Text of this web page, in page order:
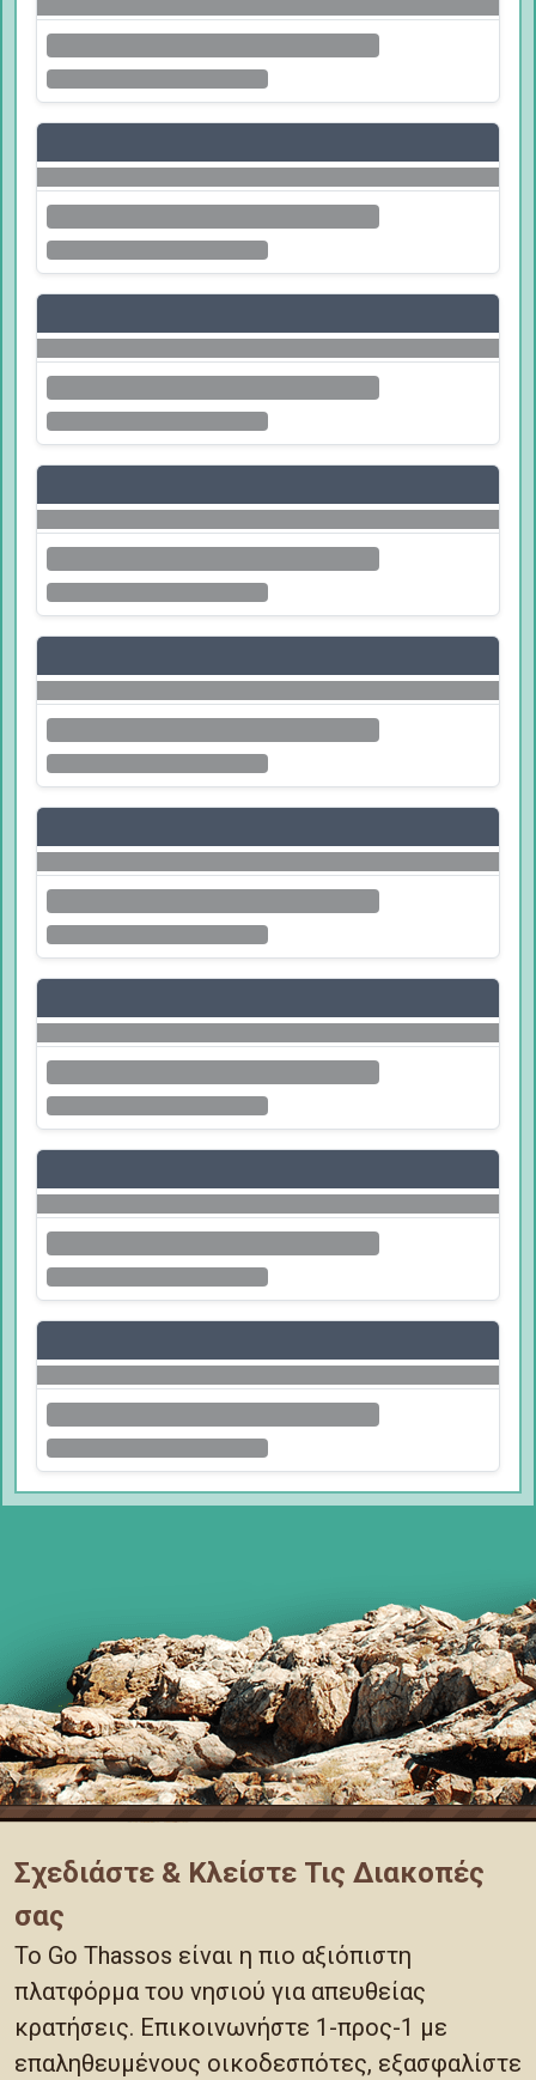
Σχεδιάστε & Κλείστε Τις Διακοπές
σας
Το Go Thassos είναι η πιο αξιόπιστη
πλατφόρμα του νησιού για απευθείας
κρατήσεις. Επικοινωνήστε 1-προς-1 με
επαληθευμένους οικοδεσπότες, εξασφαλίστε